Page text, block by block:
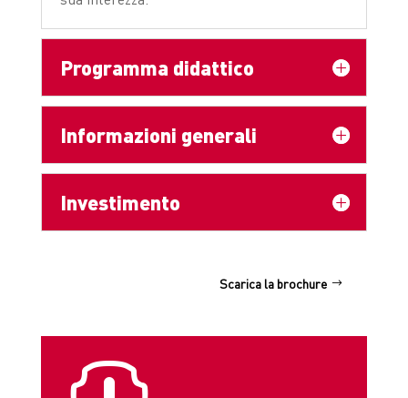
Programma didattico
Informazioni generali
Investimento
Scarica la brochure